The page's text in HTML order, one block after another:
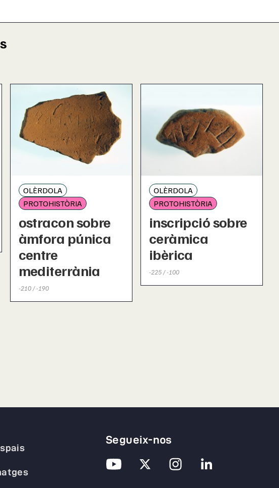
OLÈRDOLA
PROTOHISTÒRIA
ostracon sobre
àmfora púnica
centre
mediterrània
-210 / -190
OLÈRDOLA
PROTOHISTÒRIA
inscripció sobre
ceràmica
ibèrica
-225 / -100
Segueix-nos